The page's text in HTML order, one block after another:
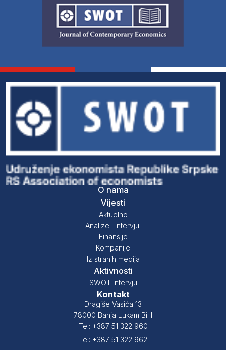
O nama
Vijesti
Aktuelno
Analize i intervjui
Finansije
Kompanije
Iz stranih medija
Aktivnosti
SWOT Intervju
Kontakt
Dragiše Vasića 13
78000 Banja Lukam BiH
Tel: +387 51 322 960
Tel: +387 51 322 962